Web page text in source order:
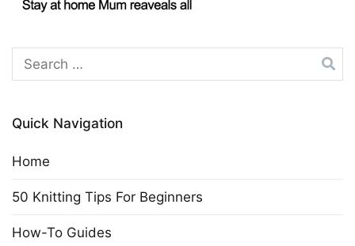
Search
for:
Quick Navigation
Home
50 Knitting Tips For Beginners
How-To Guides